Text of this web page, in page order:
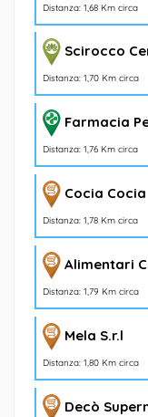
Distanza: 1,68 Km circa
Scirocco
Distanza: 1,70 Km circa
Farmacia
Distanza: 1,76 Km circa
Cocia Cocia
Distanza: 1,78 Km circa
Alimentari
Distanza: 1,79 Km circa
Mela S.r.l
Distanza: 1,80 Km circa
Decò